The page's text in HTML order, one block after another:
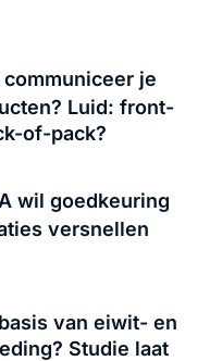
communiceer je
Luid: front-
of-pack?
wil goedkeuring
versnellen
van eiwit- en
Studie laat